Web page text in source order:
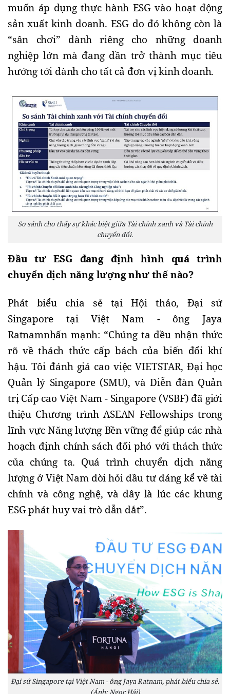
muốn áp dụng thực hành ESG vào hoạt động
sản xuất kinh doanh. ESG do đó không còn là
“sân chơi” dành riêng cho những doanh
nghiệp lớn mà đang dần trở thành mục tiêu
hướng tới dành cho tất cả đơn vị kinh doanh.
So sánh cho thấy sự khác biệt giữa Tài chính xanh và Tài chính
chuyển đổi.
Đầu tư ESG đang định hình quá trình
chuyển dịch năng lượng như thế nào?
Phát biểu chia sẻ tại Hội thảo, Đại sứ
Singapore tại Việt Nam - ông Jaya
Ratnamnhấn mạnh: “Chúng ta đều nhận thức
rõ về thách thức cấp bách của biến đổi khí
hậu. Tôi đánh giá cao việc VIETSTAR, Đại học
Quản lý Singapore (SMU), và Diễn đàn Quản
trị Cấp cao Việt Nam - Singapore (VSBF) đã giới
thiệu Chương trình ASEAN Fellowships trong
lĩnh vực Năng lượng Bền vững để giúp các nhà
hoạch định chính sách đối phó với thách thức
của chúng ta. Quá trình chuyển dịch năng
lượng ở Việt Nam đòi hỏi đầu tư đáng kể về tài
chính và công nghệ, và đây là lúc các khung
ESG phát huy vai trò dẫn dắt”.
Đại sứ Singapore tại Việt Nam - ông Jaya Ratnam, phát biểu chia sẻ.
(Ảnh: Ngọc Hải)